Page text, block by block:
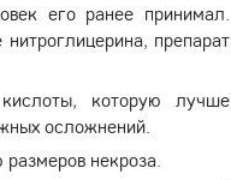
его ранее принимал.
препарат
которую лучше
осложнений.
некроза.